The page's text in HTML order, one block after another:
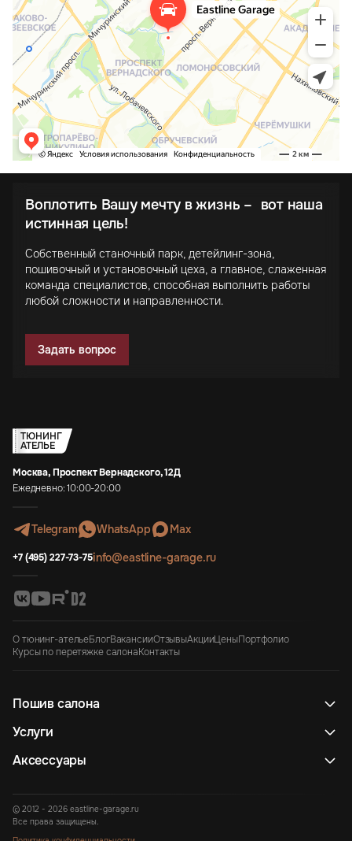
Воплотить Вашу мечту в жизнь – вот наша
истинная цель!
Собственный станочный парк, детейлинг-зона,
пошивочный и установочный цеха, а главное, слаженная
команда специалистов, способная выполнить работы
любой сложности и направленности.
Задать вопрос
ТЮНИНГ
АТЕЛЬЕ
Москва, Проспект Вернадского, 12Д
Ежедневно: 10:00-20:00
Telegram WhatsApp Max
+7 (495) 227-73-75info@eastline-garage.ru
О тюнинг-ательеБлогВакансииОтзывыАкцииЦеныПортфолио
Курсы по перетяжке салонаКонтакты
Пошив салона
Услуги
Аксессуары
© 2012 - 2026 eastline-garage.ru
Все права защищены.